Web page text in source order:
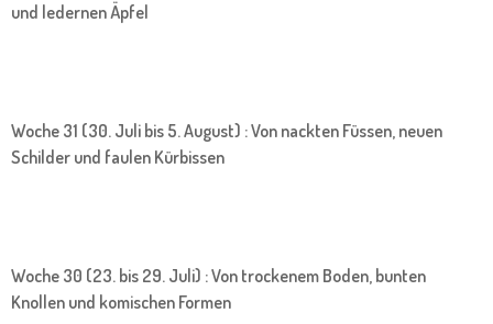
und ledernen Äpfel
Woche 31 (30. Juli bis 5. August) : Von nackten Füssen, neuen
Schilder und faulen Kürbissen
Woche 30 (23. bis 29. Juli) : Von trockenem Boden, bunten
Knollen und komischen Formen